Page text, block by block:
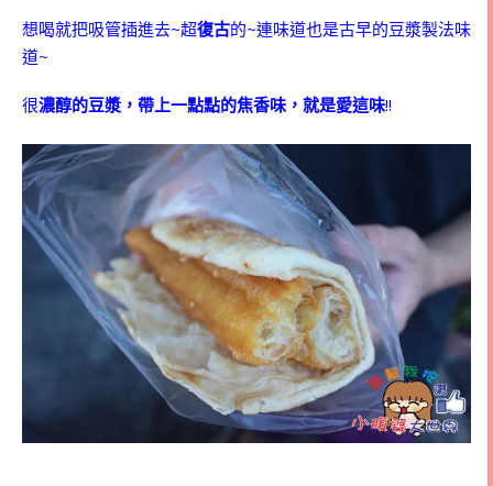
想喝就把吸管插進去~超復古的~連味道也是古早的豆漿製法味
道~
很濃醇的豆漿，帶上一點點的焦香味，就是愛這味!!